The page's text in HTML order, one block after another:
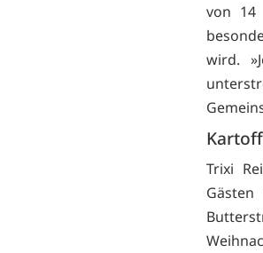
von 14
wird.
Trixi